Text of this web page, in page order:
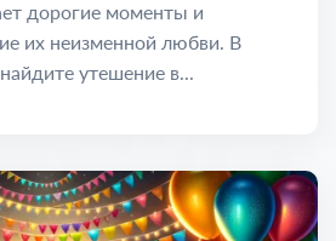
дорогие моменты и
их неизменной любви. В
утешение в...